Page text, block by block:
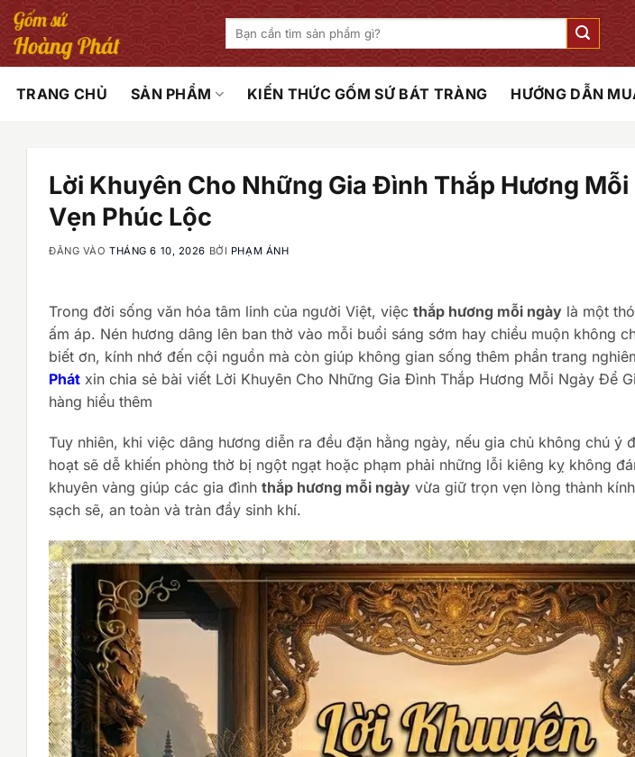
Bỏ
qua
nội
Tìm
kiếm:
TRANG CHỦ SẢN PHẨM KIẾN THỨC GỐM SỨ BÁT TRÀNG HƯỚNG DẪN
Lời Khuyên Cho Những Gia Đình Thắp Hương
Vẹn Phúc Lộc
ĐĂNG VÀOTHÁNG 6 10, 2026 BỞI PHẠM ÁNH
Trong đời sống văn hóa tâm linh của người Việt, việc thắp hương mỗi ngày là một
ấm áp. Nén hương dâng lên ban thờ vào mỗi buổi sáng sớm hay chiều muộn không
biết ơn, kính nhớ đến cội nguồn mà còn giúp không gian sống thêm phần trang
Phát xin chia sẻ bài viết Lời Khuyên Cho Những Gia Đình Thắp Hương Mỗi Ngày Để
hàng hiểu thêm
Tuy nhiên, khi việc dâng hương diễn ra đều đặn hằng ngày, nếu gia chủ không chú ý
hoạt sẽ dễ khiến phòng thờ bị ngột ngạt hoặc phạm phải những lỗi kiêng kỵ không
khuyên vàng giúp các gia đình thắp hương mỗi ngày vừa giữ trọn vẹn lòng thành
sạch sẽ, an toàn và tràn đầy sinh khí.